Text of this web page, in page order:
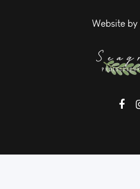
Website by